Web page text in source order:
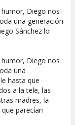
Diego nos
una generación
Sánchez lo
Diego nos
una
hasta que
a la tele, las
madres, la
parecían